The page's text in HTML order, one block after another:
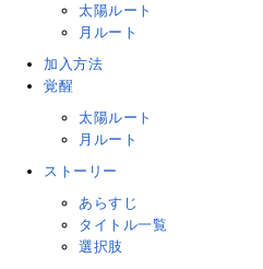
太陽ルート
月ルート
加入方法
覚醒
太陽ルート
月ルート
ストーリー
あらすじ
タイトル一覧
選択肢